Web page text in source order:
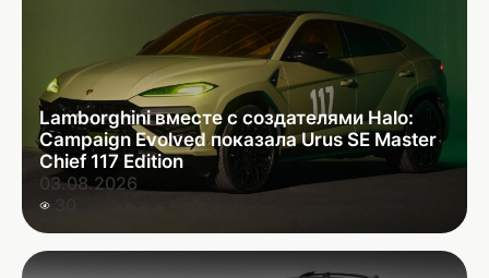
Lamborghini вместе с создателями Halo:
Campaign Evolved показала Urus SE Master
Chief 117 Edition
03.08.2026